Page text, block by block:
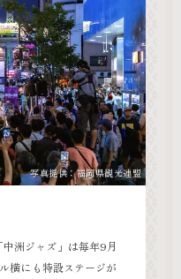
写真提供：福岡県観光連盟
洲ジャズ」は毎年9月
横にも特設ステージが